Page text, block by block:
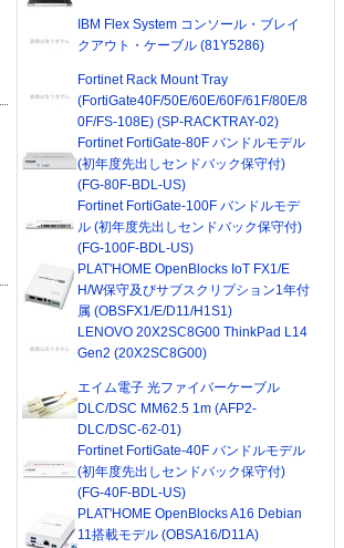
IBM Flex System コンソール・ブレイ
クアウト・ケーブル (81Y5286)
Fortinet Rack Mount Tray
(FortiGate40F/50E/60E/60F/61F/80E/8
0F/FS-108E) (SP-RACKTRAY-02)
Fortinet FortiGate-80F バンドルモデル
(初年度先出しセンドバック保守付)
(FG-80F-BDL-US)
Fortinet FortiGate-100F バンドルモデ
ル (初年度先出しセンドバック保守付)
(FG-100F-BDL-US)
PLAT'HOME OpenBlocks IoT FX1/E
H/W保守及びサブスクリプション1年付
属 (OBSFX1/E/D11/H1S1)
LENOVO 20X2SC8G00 ThinkPad L14
Gen2 (20X2SC8G00)
エイム電子 光ファイバーケーブル
DLC/DSC MM62.5 1m (AFP2-
DLC/DSC-62-01)
Fortinet FortiGate-40F バンドルモデル
(初年度先出しセンドバック保守付)
(FG-40F-BDL-US)
PLAT'HOME OpenBlocks A16 Debian
11搭載モデル (OBSA16/D11A)